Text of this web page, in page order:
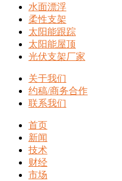
水面漂浮
柔性支架
太阳能跟踪
太阳能屋顶
光伏支架厂家
关于我们
约稿/商务合作
联系我们
首页
新闻
技术
财经
市场